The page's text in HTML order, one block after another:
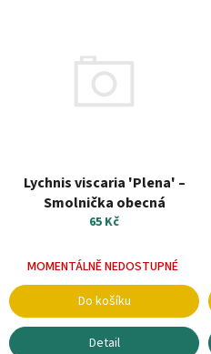
Lychnis viscaria 'Plena' –
Smolnička obecná
65 Kč
MOMENTÁLNĚ NEDOSTUPNÉ
Do košíku
Detail